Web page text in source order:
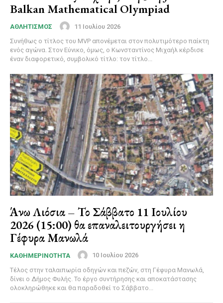
Balkan Mathematical Olympiad
ΑΘΛΗΤΙΣΜΟΣ
11 Ιουλίου 2026
Συνήθως ο τίτλος του MVP απονέμεται στον πολυτιμότερο παίκτη
ενός αγώνα. Στον Εύνικο, όμως, ο Κωνσταντίνος Μιχαήλ κέρδισε
έναν διαφορετικό, συμβολικό τίτλο: τον τίτλο...
Άνω Λιόσια – Το Σάββατο 11 Ιουλίου
2026 (15:00) θα επαναλειτουργήσει η
Γέφυρα Μανωλά
ΚΑΘΗΜΕΡΙΝΟΤΗΤΑ
10 Ιουλίου 2026
Τέλος στην ταλαιπωρία οδηγών και πεζών, στη Γέφυρα Μανωλά,
δίνει ο Δήμος Φυλής. Το έργο συντήρησης και αποκατάστασης
ολοκληρώθηκε και θα παραδοθεί το Σάββατο...